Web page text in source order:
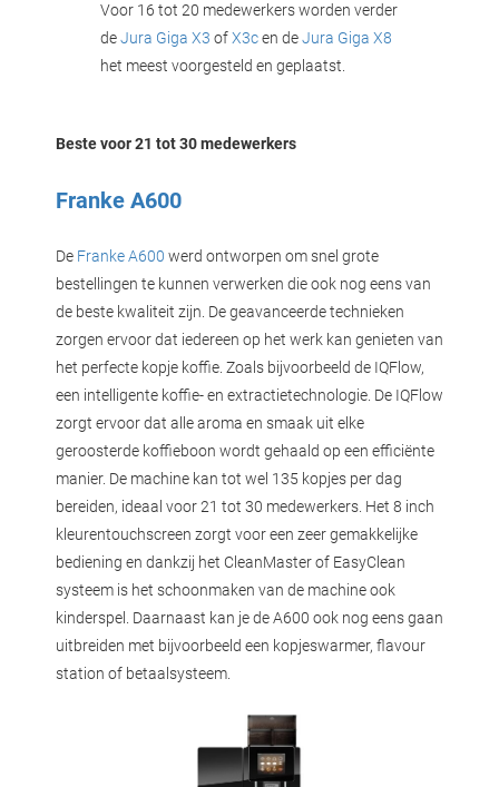
Voor 16 tot 20 medewerkers worden verder
deJura Giga X3 ofX3cen deJura Giga X8
het meest voorgesteld en geplaatst.
Beste voor 21 tot 30 medewerkers
Franke A600
De Franke A600 werd ontworpen om snel grote
bestellingen te kunnen verwerken die ook nog eens van
de beste kwaliteit zijn. De geavanceerde technieken
zorgen ervoor dat iedereen op het werk kan genieten van
het perfecte kopje koffie. Zoals bijvoorbeeld de IQFlow,
een intelligente koffie- en extractietechnologie. De IQFlow
zorgt ervoor dat alle aroma en smaak uit elke
geroosterde koffieboon wordt gehaald op een efficiënte
manier. De machine kan tot wel 135 kopjes per dag
bereiden, ideaal voor 21 tot 30 medewerkers. Het 8 inch
kleurentouchscreen zorgt voor een zeer gemakkelijke
bediening en dankzij het CleanMaster of EasyClean
systeem is het schoonmaken van de machine ook
kinderspel. Daarnaast kan je de A600 ook nog eens gaan
uitbreiden met bijvoorbeeld een kopjeswarmer, flavour
station of betaalsysteem.